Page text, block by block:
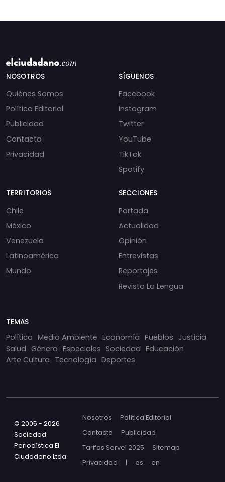
NOSOTROS
Quiénes Somos
Política Editorial
Publicidad
Contacto
Privacidad
SÍGUENOS
Facebook
Instagram
Twitter
YouTube
TikTok
Spotify
TERRITORIOS
Chile
México
Venezuela
Latinoamérica
Mundo
SECCIONES
Portada
Actualidad
Opinión
Entrevistas
Reportajes
Revista La Lengua
TEMAS
Política Medio Ambiente Economía Pueblos Justicia
Salud Género Especiales Sociedad Educación
Arte Cultura Tecnología Deportes
© 2005 - 2026
Sociedad
Periodística El
Ciudadano Ltda
Nosotros
Política Editorial
Contacto
Publicidad
Tarifas Servel 2025
Sitemap
Privacidad
| es en